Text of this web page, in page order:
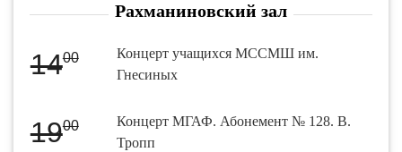
Рахманиновский зал
1400
Концерт учащихся МССМШ им.
Гнесиных
1900
Концерт МГАФ. Абонемент № 128. В.
Тропп